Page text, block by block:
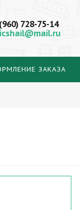
728-75-14
ЗАКАЗА